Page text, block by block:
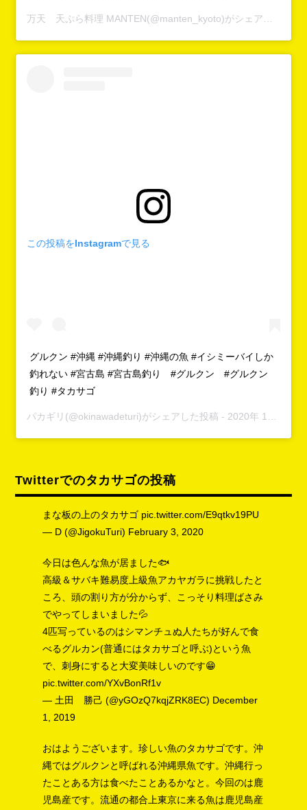
万天 天ぷら料理 MANTEN(@manten_kyoto)がシェアした投稿 -
この投稿をInstagramで見る
グルクン #沖縄 #沖縄釣り #沖縄の魚 #イシミーバイしか
釣れない #宮古島 #宮古島釣り #グルクン #グルクン
釣り #タカサゴ
パカギリ (@okinawadeturi)がシェアした投稿 - 2020年 1月月7日午前1時18分PST
Twitterでのタカサゴの投稿
まな板の上のタカサゴ pic.twitter.com/E9qtkv19PU
— D (@JigokuTuri) February 3, 2020
今日は色んな魚が居ました🐟
高級＆サバキ難易度上級魚アカヤガラに挑戦したと
ころ、頭の割り方が分からず、こっそり料理ばさみ
でやってしまいました💦
4匹写っているのはシマンチュぬ人たちが好んで食
べるグルカン(普通にはタカサゴと呼ぶ)という魚
で、刺身にすると大変美味しいのです😁
pic.twitter.com/YXvBonRf1v
— 土田 勝己 (@yGOzQ7kqjZRK8EC) December
1, 2019
おはようございます。珍しい魚のタカサゴです。沖
縄ではグルクンと呼ばれる沖縄県魚です。沖縄行っ
たことある方は食べたことあるかなと。今回のは鹿
児島産です。流通の都合上東京に来る魚は鹿児島産